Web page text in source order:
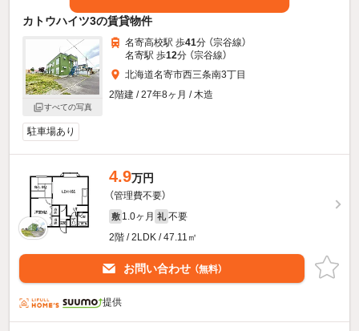
カトウハイツ3の賃貸物件
すべての写真
名寄高校駅 歩41分 （宗谷線）
名寄駅 歩12分 （宗谷線）
北海道名寄市西三条南3丁目
2階建 / 27年8ヶ月 / 木造
駐車場あり
4.9万円
（管理費不要）
敷 1.0ヶ月 礼 不要
2階 / 2LDK / 47.11㎡
お問い合わせ （無料）
提供